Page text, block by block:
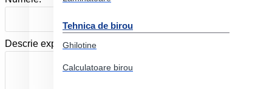
Tehnica de birou
Ghilotine
Calculatoare birou
Descrie experienta ta cu produsul: